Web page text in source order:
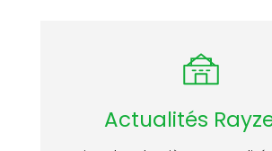
Actualités